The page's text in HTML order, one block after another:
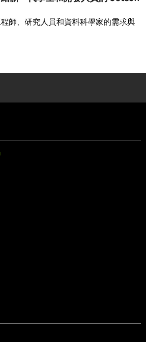
師、研究人員和資料科學家的需求與